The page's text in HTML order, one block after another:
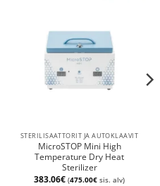
STERILISAATTORIT JA AUTOKLAAVIT
MicroSTOP Mini High
Temperature Dry Heat
Sterilizer
383.06€ (475.00€ sis. alv)